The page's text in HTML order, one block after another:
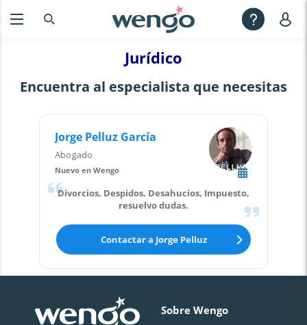
Jurídico
Encuentra al especialista que necesitas
Jorge Pelluz García
Abogado
Nuevo en Wengo
Divorcios, Despidos, Desahucios, Impuesto,
resuelvo dudas.
Contactar a Jorge Pelluz
1.50€ /min
Sobre Wengo